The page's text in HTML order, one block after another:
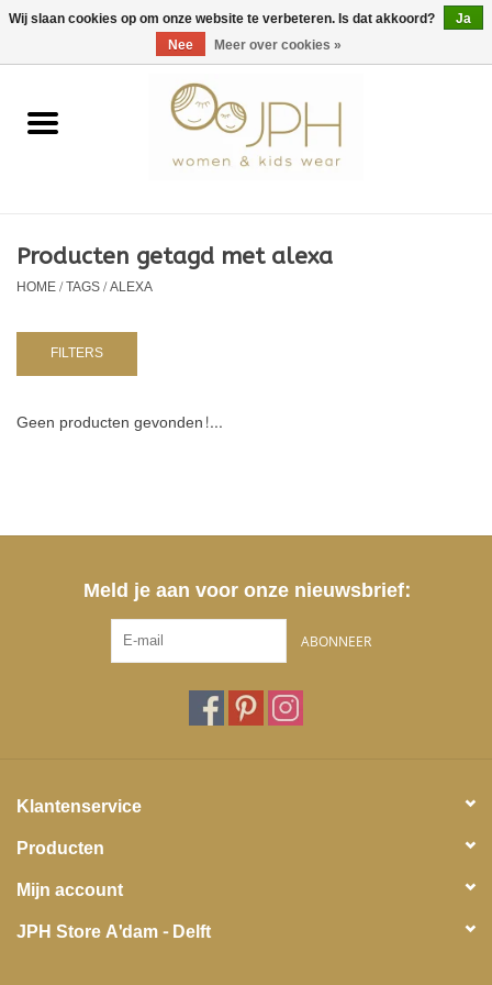
EUR/GBP/USD 0 Artikelen - €0,00
Home
Kids
NURSERY / TABLEWARE
Producten getagd met alexa
HOME/TAGS/ALEXA
FILTERS
Geen producten gevonden!...
Meld je aan voor onze nieuwsbrief:
ABONNEER
Klantenservice
Producten
Mijn account
JPH Store A'dam - Delft
Wij slaan cookies op om onze website te verbeteren. Is dat akkoord?
Ja
Nee
Meer over cookies »